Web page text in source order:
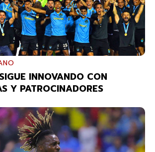
INNOVANDO CON
Y PATROCINADORES